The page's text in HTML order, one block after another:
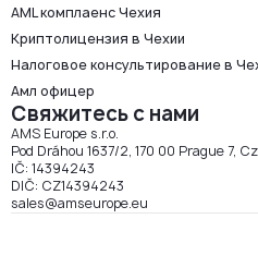
AML комплаенс Чехия
Криптолицензия в Чехии
Налоговое консультирование в
Амл офицер
Свяжитесь с нами
AMS Europe s.r.o.
Pod Dráhou 1637/2, 170 00 Prague 7,
IČ: 14394243
DIČ: CZ14394243
sales@amseurope.eu